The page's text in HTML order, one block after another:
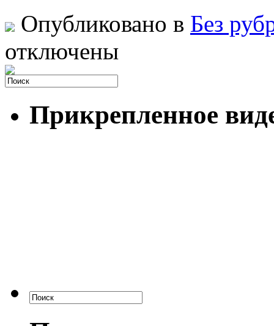
Опубликовано в Без
отключены
Прикрепленное